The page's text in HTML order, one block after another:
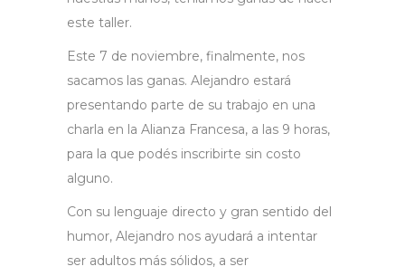
este taller.
Este 7 de noviembre, finalmente, nos
sacamos las ganas. Alejandro estará
presentando parte de su trabajo en una
charla en la Alianza Francesa, a las 9 horas,
para la que podés inscribirte sin costo
alguno.
Con su lenguaje directo y gran sentido del
humor, Alejandro nos ayudará a intentar
ser adultos más sólidos, a ser